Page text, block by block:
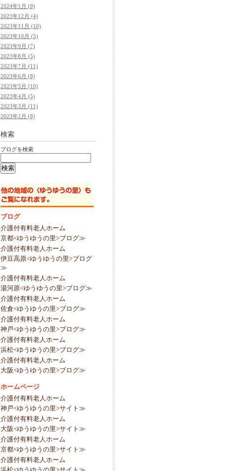
2024年1月 (9)
2023年12月 (4)
2023年11月 (10)
2023年10月 (5)
2023年9月 (7)
2023年8月 (5)
2023年7月 (11)
2023年6月 (8)
2023年5月 (10)
2023年4月 (5)
2023年3月 (11)
2023年2月 (8)
検索
ブログを検索
ブログ
介護付有料老人ホーム
京都<ゆうゆうの里>ブログ≫
介護付有料老人ホーム
伊豆高原<ゆうゆうの里>ブログ
≫
介護付有料老人ホーム
湯河原<ゆうゆうの里>ブログ≫
介護付有料老人ホーム
佐倉<ゆうゆうの里>ブログ≫
介護付有料老人ホーム
神戸<ゆうゆうの里>ブログ≫
介護付有料老人ホーム
浜松<ゆうゆうの里>ブログ≫
介護付有料老人ホーム
大阪<ゆうゆうの里>ブログ≫
ホームページ
介護付有料老人ホーム
神戸<ゆうゆうの里>サイト≫
介護付有料老人ホーム
大阪<ゆうゆうの里>サイト≫
介護付有料老人ホーム
京都<ゆうゆうの里>サイト≫
介護付有料老人ホーム
浜松<ゆうゆうの里>サイト≫